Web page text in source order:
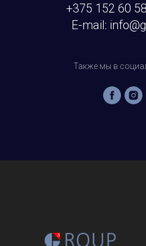
+375 152 60
E-mail:
Также мы в